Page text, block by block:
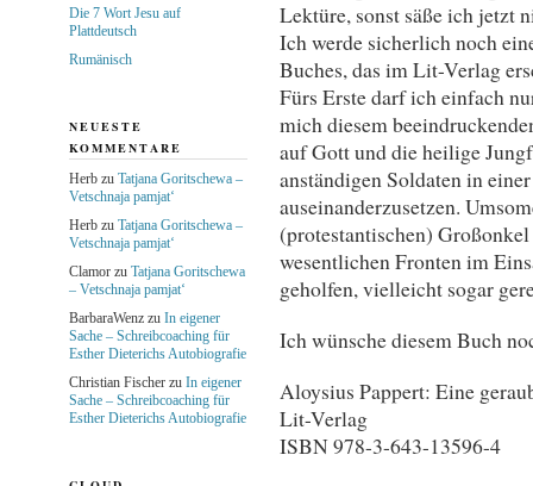
Lektüre, sonst säße ich jetzt
Ich werde sicherlich noch
Buches, das im Lit-Verlag
Fürs Erste darf ich einfach
mich diesem
auf Gott und die heilige
anständigen Soldaten in
auseinanderzusetzen.
(protestantischen)
wesentlichen Fronten im
geholfen, vielleicht sogar
Ich wünsche diesem Buch
Aloysius Pappert: Eine
Lit-Verlag
ISBN 978-3-643-13596-4
Die 7 Wort Jesu auf
Plattdeutsch
Rumänisch
NEUESTE
KOMMENTARE
Herbzu Tatjana Goritschewa –
Vetschnaja pamjat‘
Herbzu Tatjana Goritschewa –
Vetschnaja pamjat‘
Clamorzu Tatjana Goritschewa
– Vetschnaja pamjat‘
BarbaraWenzzu In eigener
Sache – Schreibcoaching für
Esther Dieterichs Autobiografie
Christian Fischerzu In eigener
Sache – Schreibcoaching für
Esther Dieterichs Autobiografie